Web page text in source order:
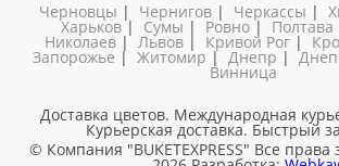
Черновцы | Чернигов | Черкассы |
Харьков| Сумы | Ровно | Полтава
Николаев | Львов Кривой Рог |
Запорожье | Житомир | Днепр |
Винница
Доставка цветов. Международная
Курьерская доставка. Быстрый
© Компания "BUKETEXPRESS" Все